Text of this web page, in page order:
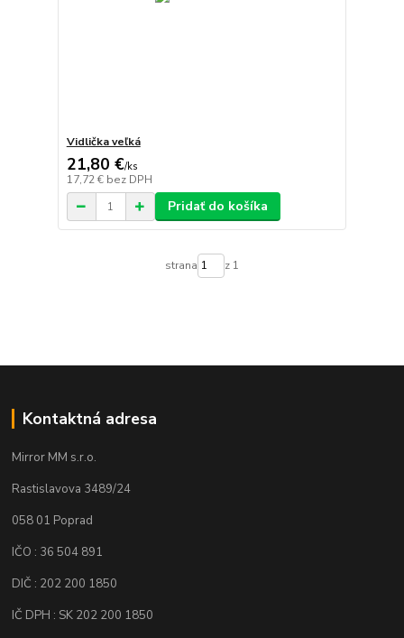
Vidlička veľká
21,80 €/ks
17,72 € bez DPH
Pridať do košíka
strana z 1
Kontaktná adresa
Mirror MM s.r.o.
Rastislavova 3489/24
058 01 Poprad
IČO : 36 504 891
DIČ : 202 200 1850
IČ DPH : SK 202 200 1850